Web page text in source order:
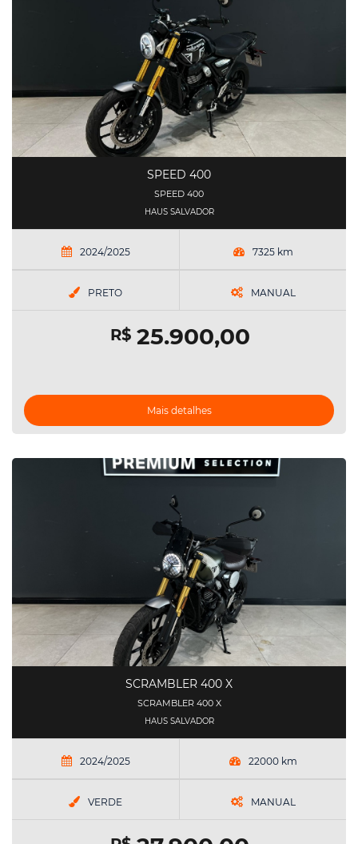
SPEED 400
SPEED 400
HAUS SALVADOR
2024/2025 7325 km
PRETO MANUAL
R$25.900,00
Mais detalhes
SCRAMBLER 400 X
SCRAMBLER 400 X
HAUS SALVADOR
2024/2025 22000 km
VERDE MANUAL